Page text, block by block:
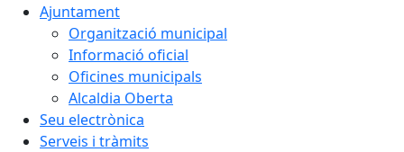
Ajuntament
Organització municipal
Informació oficial
Oficines municipals
Alcaldia Oberta
Seu electrònica
Serveis i tràmits